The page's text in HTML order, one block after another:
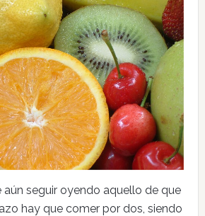
aún seguir oyendo aquello de que
hay que comer por dos, siendo